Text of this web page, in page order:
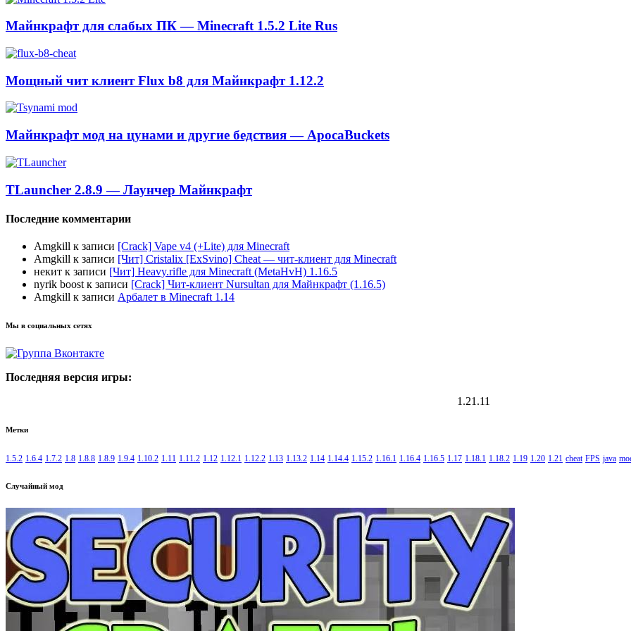
Майнкрафт для слабых ПК — Minecraft 1.5.2 Lite Rus
Мощный чит клиент Flux b8 для Майнкрафт 1.12.2
Майнкрафт мод на цунами и другие бедствия — ApocaBuckets
TLauncher 2.8.9 — Лаунчер Майнкрафт
Последние комментарии
Amgkill к записи [Crack] Vape v4 (+Lite) для Minecraft
Amgkill к записи [Чит] Cristalix [ExSvino] Cheat — чит-клиент для Minecraft
некит к записи [Чит] Heavy.rifle для Minecraft (MetaHvH) 1.16.5
nyrik boost к записи [Crack] Чит-клиент Nursultan для Майнкрафт (1.16.5)
Amgkill к записи Арбалет в Minecraft 1.14
Мы в социальных сетях
Последняя версия игры:
1.21.11
Метки
1.5.2 1.6.4 1.7.2 1.8 1.8.8 1.8.9 1.9.4 1.10.2 1.11 1.11.2 1.12 1.12.1 1.12.2 1.13 1.13.2 1.14 1.14.4 1.15.2 1.16.1 1.16.4 1.16.5 1.17 1.18.1 1.18.2 1.19 1.20 1.21 cheat FPS java
Случайный мод